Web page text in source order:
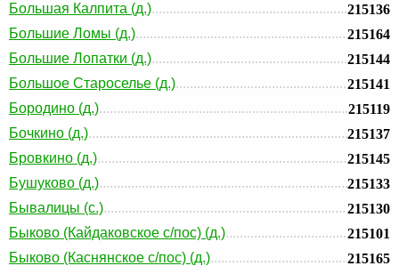
Большая Калпита (д.)
215136
Большие Ломы (д.)
215164
Большие Лопатки (д.)
215144
Большое Староселье (д.)
215141
Бородино (д.)
215119
Бочкино (д.)
215137
Бровкино (д.)
215145
Бушуково (д.)
215133
Бывалицы (с.)
215130
Быково (Кайдаковское с/пос) (д.)
215101
Быково (Каснянское с/пос) (д.)
215165